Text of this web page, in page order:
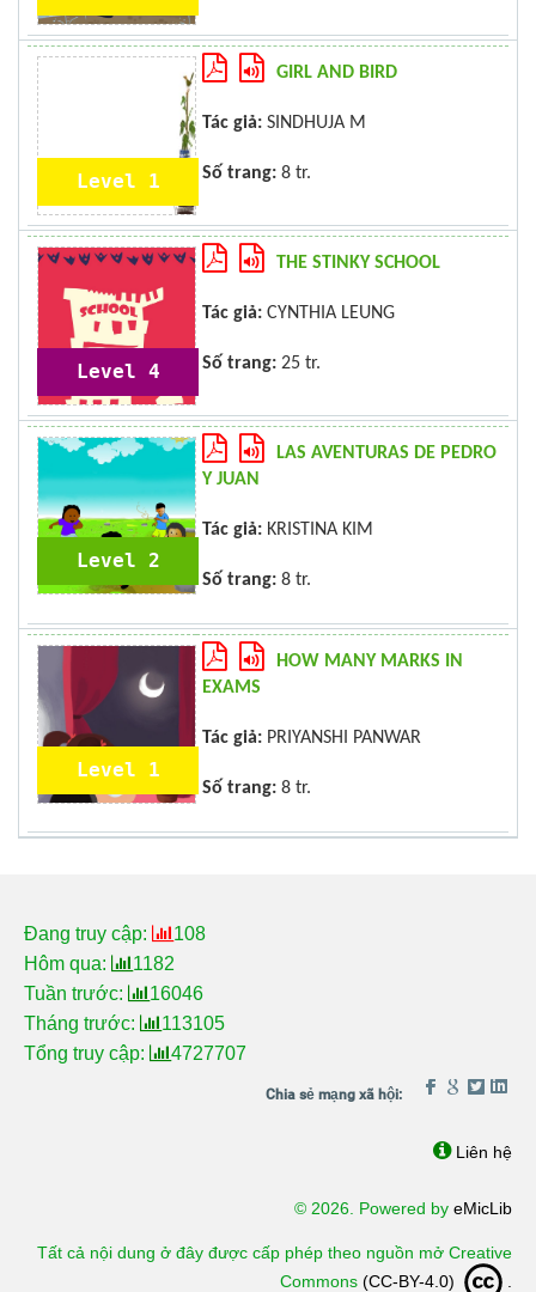
Level 1
GIRL AND BIRD
Tác giả: SINDHUJA M
Số trang: 8 tr.
Level 4
THE STINKY SCHOOL
Tác giả: CYNTHIA LEUNG
Số trang: 25 tr.
Level 2
LAS AVENTURAS DE PEDRO
Y JUAN
Tác giả: KRISTINA KIM
Số trang: 8 tr.
Level 1
HOW MANY MARKS IN
EXAMS
Tác giả: PRIYANSHI PANWAR
Số trang: 8 tr.
Đang truy cập:
108
Hôm qua:
1182
Tuần trước:
16046
Tháng trước:
113105
Tổng truy cập:
4727707
Liên hệ
© 2026. Powered by eMicLib
Tất cả nội dung ở đây được cấp phép theo nguồn mở Creative
Commons (CC-BY-4.0)